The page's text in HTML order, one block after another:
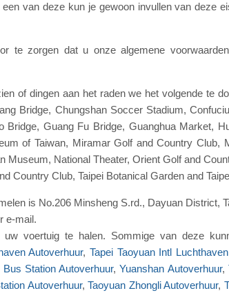
van deze kun je gewoon invullen van deze
te zorgen dat u onze algemene
of dingen aan het raden we het volgende te
Bridge, Chungshan Soccer Stadium,
Guang Fu Bridge, Guanghua Market,
of Taiwan, Miramar Golf and Country Club,
Museum, National Theater, Orient Golf and
Country Club, Taipei Botanical Garden and
is No.206 Minsheng S.rd., Dayuan District,
e-mail.
voertuig te halen. Sommige van deze
Autoverhuur,Tapei Taoyuan Intl
Bus Station Autoverhuur,Yuanshan Autoverhuur,
Autoverhuur,Taoyuan Zhongli Autoverhuur,